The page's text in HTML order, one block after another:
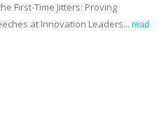
First-Time Jitters: Proving
at Innovation Leaders... read